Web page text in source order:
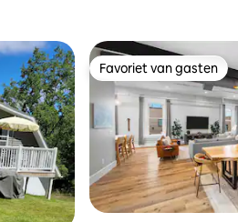
Favoriet van gasten
Favoriet van gasten